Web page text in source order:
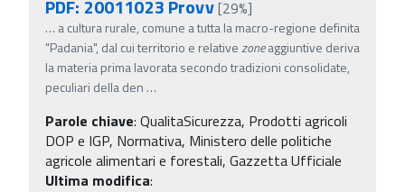
PDF: 20011023 Provv[29%]
… a cultura rurale, comune a tutta la macro-regione definita
"Padania", dal cui territorio e relativezoneaggiuntive deriva
la materia prima lavorata secondo tradizioni consolidate,
peculiari della den …
Parole chiave: QualitaSicurezza, Prodotti agricoli
DOP e IGP, Normativa, Ministero delle politiche
agricole alimentari e forestali, Gazzetta Ufficiale
Ultima modifica: